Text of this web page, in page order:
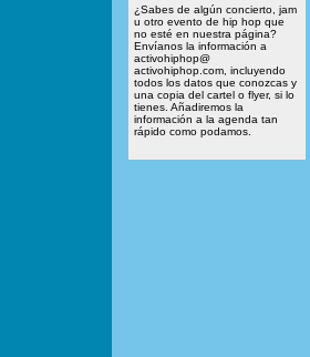
¿Sabes de algún concierto, jam
u otro evento de hip hop que
no esté en nuestra página?
Envíanos la información a
activohiphop@
activohiphop.com, incluyendo
todos los datos que conozcas y
una copia del cartel o flyer, si lo
tienes. Añadiremos la
información a la agenda tan
rápido como podamos.